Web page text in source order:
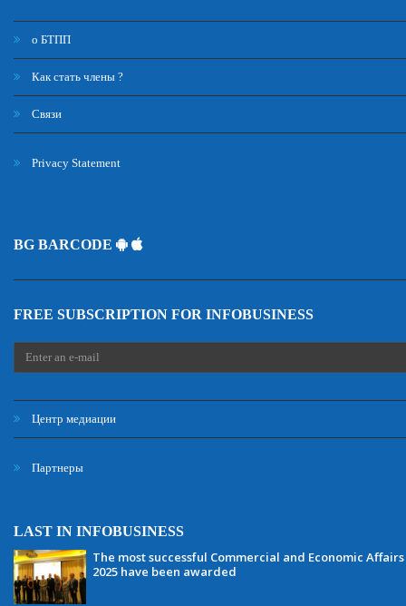
о БТПП
Как стать члены ?
Связи
Privacy Statement
BG BARCODE
FREE SUBSCRIPTION FOR INFOBUSINESS
Центр медиации
Партнеры
LAST IN INFOBUSINESS
The most successful Commercial and Economic
2025 have been awarded